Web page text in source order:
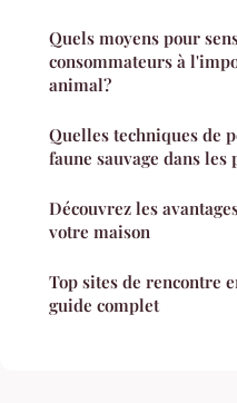
Quels moyens pour
consommateurs à
animal?
Quelles techniques de
faune sauvage dans les
Découvrez les
votre maison
Top sites de rencontre
guide complet